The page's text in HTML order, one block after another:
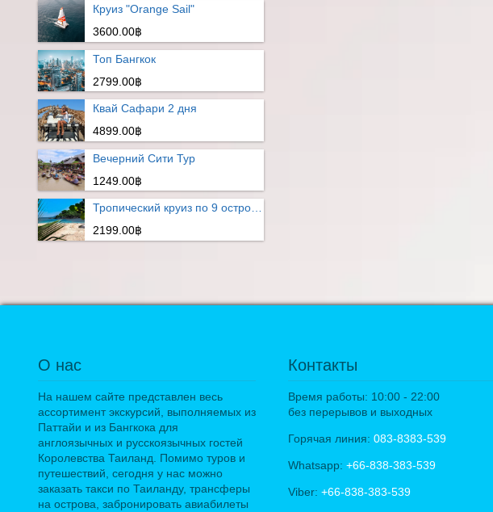
Круиз "Orange Sail"
3600.00฿
Топ Бангкок
2799.00฿
Квай Сафари 2 дня
4899.00฿
Вечерний Сити Тур
1249.00฿
2199.00฿
О нас
На нашем сайте представлен весь
ассортимент экскурсий, выполняемых из
Паттайи и из Бангкока для
англоязычных и русскоязычных гостей
Королевства Таиланд. Помимо туров и
путешествий, сегодня у нас можно
заказать такси по Таиланду, трансферы
на острова, забронировать авиабилеты
Контакты
Время работы: 10:00 - 22:00
без перерывов и выходных
Горячая линия: 083-8383-539
Whatsapp: +66-838-383-539
Viber: +66-838-383-539